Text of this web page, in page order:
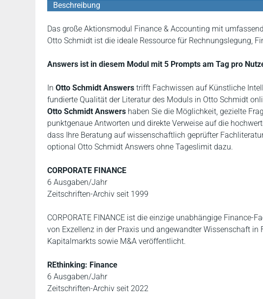
Beschreibung
Das große Aktionsmodul Finance & Accounting mit
Otto Schmidt ist die ideale Ressource für Rechnungslegung,
Answers ist in diesem Modul mit 5 Prompts am Tag pro
In Otto Schmidt Answers trifft Fachwissen auf Künstliche
fundierte Qualität der Literatur des Moduls in Otto Schmidt
Otto Schmidt Answers haben Sie die Möglichkeit, gezielte
punktgenaue Antworten und direkte Verweise auf die
dass Ihre Beratung auf wissenschaftlich geprüfter
optional Otto Schmidt Answers ohne Tageslimit dazu.
CORPORATE FINANCE
6 Ausgaben/Jahr
Zeitschriften-Archiv seit 1999
CORPORATE FINANCE ist die einzige unabhängige
von Exzellenz in der Praxis und angewandter Wissenschaft in
Kapitalmarkts sowie M&A veröffentlicht.
REthinking: Finance
6 Ausgaben/Jahr
Zeitschriften-Archiv seit 2022